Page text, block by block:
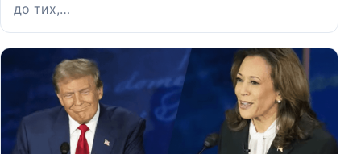
до тих,…